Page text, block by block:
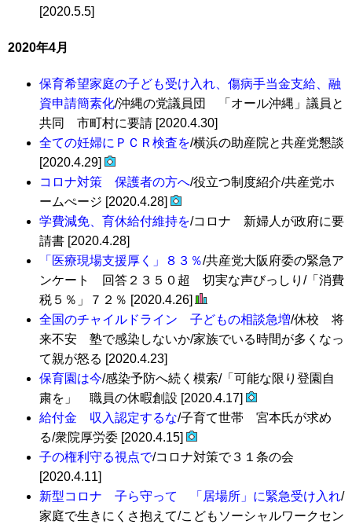
[2020.5.5]
2020年4月
保育希望家庭の子ども受け入れ、傷病手当金支給、融
資申請簡素化/沖縄の党議員団 「オール沖縄」議員と
共同 市町村に要請 [2020.4.30]
全ての妊婦にＰＣＲ検査を/横浜の助産院と共産党懇談
[2020.4.29]
コロナ対策 保護者の方へ/役立つ制度紹介/共産党ホ
ームぺージ [2020.4.28]
学費減免、育休給付維持を/コロナ 新婦人が政府に要
請書 [2020.4.28]
「医療現場支援厚く」８３％/共産党大阪府委の緊急ア
ンケート 回答２３５０超 切実な声びっしり/「消費
税５％」７２％ [2020.4.26]
全国のチャイルドライン 子どもの相談急増/休校 将
来不安 塾で感染しないか/家族でいる時間が多くなっ
て親が怒る [2020.4.23]
保育園は今/感染予防へ続く模索/「可能な限り登園自
粛を」 職員の休暇創設 [2020.4.17]
給付金 収入認定するな/子育て世帯 宮本氏が求め
る/衆院厚労委 [2020.4.15]
子の権利守る視点で/コロナ対策で３１条の会
[2020.4.11]
新型コロナ 子ら守って 「居場所」に緊急受け入れ/
家庭で生きにくさ抱えて/こどもソーシャルワークセン